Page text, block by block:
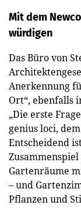
Mit dem
würdigen
Das Büro von
Anerkennung
Ort“, ebenfalls
„Die erste
genius loci,
Entscheidend
Gartenräume
– und
Pflanzen und